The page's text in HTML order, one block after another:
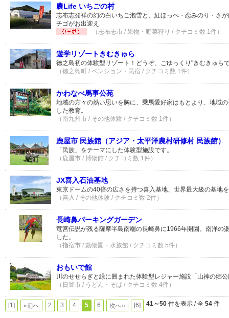
農Life いちごの村
志布志発祥の幻の白いちご泡雪と、紅ほっぺ・恋みのり・さ
チゴがお出迎え
（志布志市 / 果物・野菜狩り / クチコミ数 1件）
遊学リゾートきむきゅら
徳之島初の体験型リゾート！どうぞ、ごゆっくり"きむきゅら
（徳之島町 / ペンション・民宿 / クチコミ数 1件）
かわなべ馬事公苑
地域の方々の熱い思いを胸に、乗馬愛好家はもとより、地域
した教育。
（南九州市 / その他体験 / クチコミ数 1件）
鹿屋市 民族館（アジア・太平洋農村研修村 民族館）
「民族」をテーマにした体験型施設です。
（鹿屋市 / 博物館 / クチコミ数 1件）
JX喜入石油基地
東京ドームの40倍の広さを持つ喜入基地、世界最大級の基地
（喜入 / その他体験 / クチコミ数 2件）
長崎鼻パーキングガーデン
竜宮伝説が残る薩摩半島南端の長崎鼻に1966年開園。南洋の
した。
（指宿市 / 動物園・水族館 / クチコミ数 5件）
おもいで館
川のせせらぎと緑に囲まれた体験型レジャー施設「山神の郷
（日置市 / うどん・そば / クチコミ数 4件）
[1] «前へ 2 3 4 5 6 次へ» [6] 41～50 件を表示 / 全 54 件